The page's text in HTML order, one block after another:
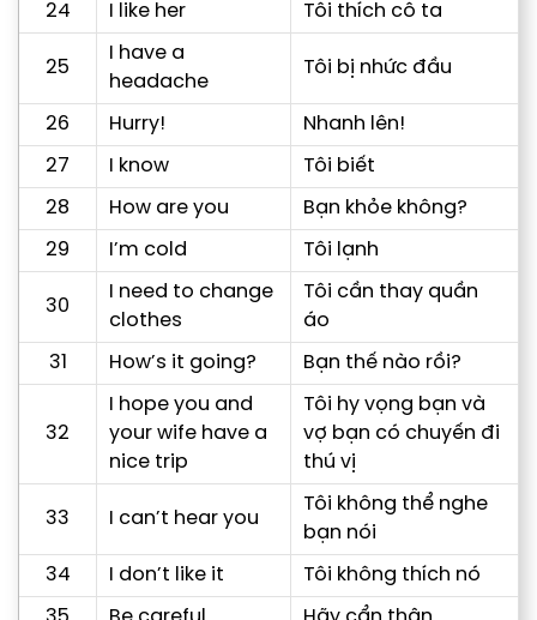
24 I like her Tôi thích cô ta
25
I have a
headache
Tôi bị nhức đầu
26 Hurry! Nhanh lên!
27 I know Tôi biết
28 How are you Bạn khỏe không?
29 I’m cold Tôi lạnh
30
I need to change
clothes
Tôi cần thay quần
áo
31 How’s it going? Bạn thế nào rồi?
32
I hope you and
your wife have a
nice trip
Tôi hy vọng bạn và
vợ bạn có chuyến đi
thú vị
33 I can’t hear you
Tôi không thể nghe
bạn nói
34 I don’t like it Tôi không thích nó